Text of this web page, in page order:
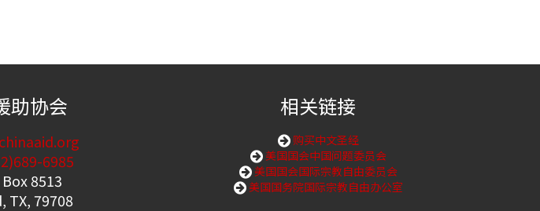
助协会
6985
8513
TX, 79708
相关链接
购买中文圣经
美国国会中国问题委员会
美国国会国际宗教自由委员会
美国国务院国际宗教自由办公室